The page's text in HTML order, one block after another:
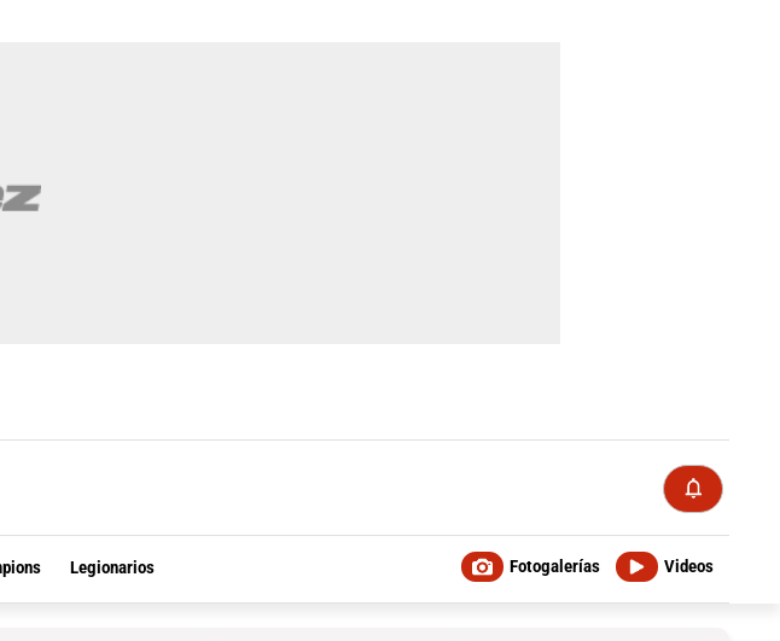
Legionarios Videos
Fotogalerías